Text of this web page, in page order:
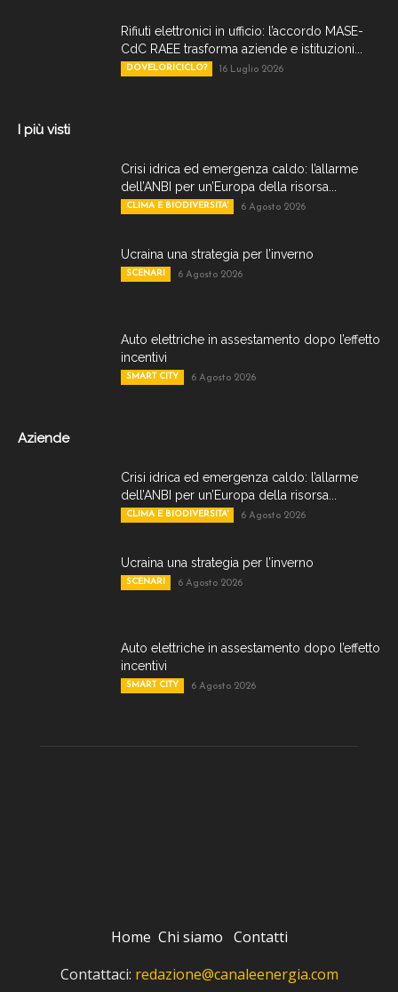
Rifiuti elettronici in ufficio: l’accordo MASE-
CdC RAEE trasforma aziende e istituzioni...
DOVELORICICLO? 16 Luglio 2026
I più visti
Crisi idrica ed emergenza caldo: l’allarme
dell’ANBI per un’Europa della risorsa...
CLIMA E BIODIVERSITA' 6 Agosto 2026
Ucraina una strategia per l’inverno
SCENARI 6 Agosto 2026
Auto elettriche in assestamento dopo l’effetto
incentivi
SMART CITY 6 Agosto 2026
Aziende
Crisi idrica ed emergenza caldo: l’allarme
dell’ANBI per un’Europa della risorsa...
CLIMA E BIODIVERSITA' 6 Agosto 2026
Ucraina una strategia per l’inverno
SCENARI 6 Agosto 2026
Auto elettriche in assestamento dopo l’effetto
incentivi
SMART CITY 6 Agosto 2026
Home Chi siamo Contatti
Contattaci: redazione@canaleenergia.com